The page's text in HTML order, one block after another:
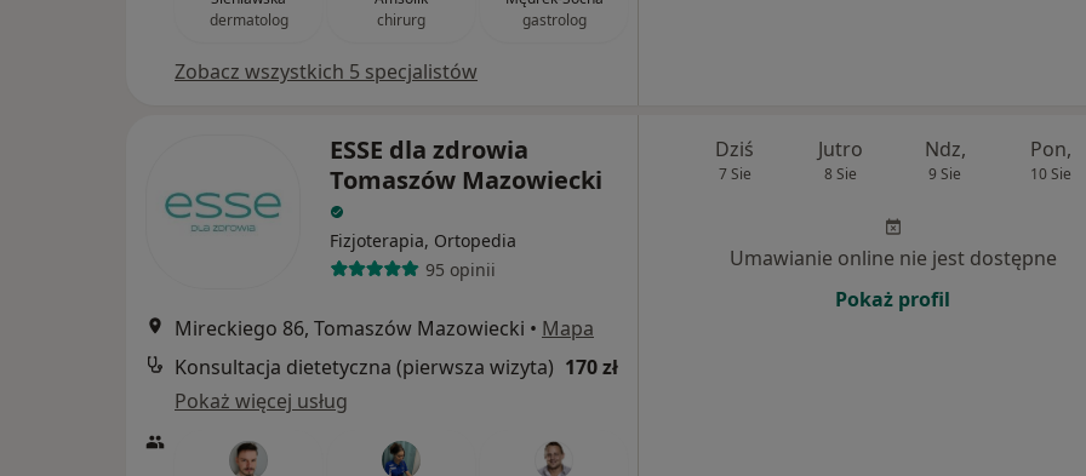
dermatolog
chirurg
gastrolog
Zobacz wszystkich 5 specjalistów
ESSE dla zdrowia
Tomaszów Mazowiecki
Fizjoterapia, Ortopedia
95 opinii
Mireckiego 86, Tomaszów Mazowiecki • Mapa
Konsultacja dietetyczna (pierwsza wizyta) 170 zł
Pokaż więcej usług
Dziś
7 Sie
Jutro
8 Sie
Ndz,
9 Sie
Pon,
10 Sie
Umawianie online nie jest dostępne
Pokaż profil